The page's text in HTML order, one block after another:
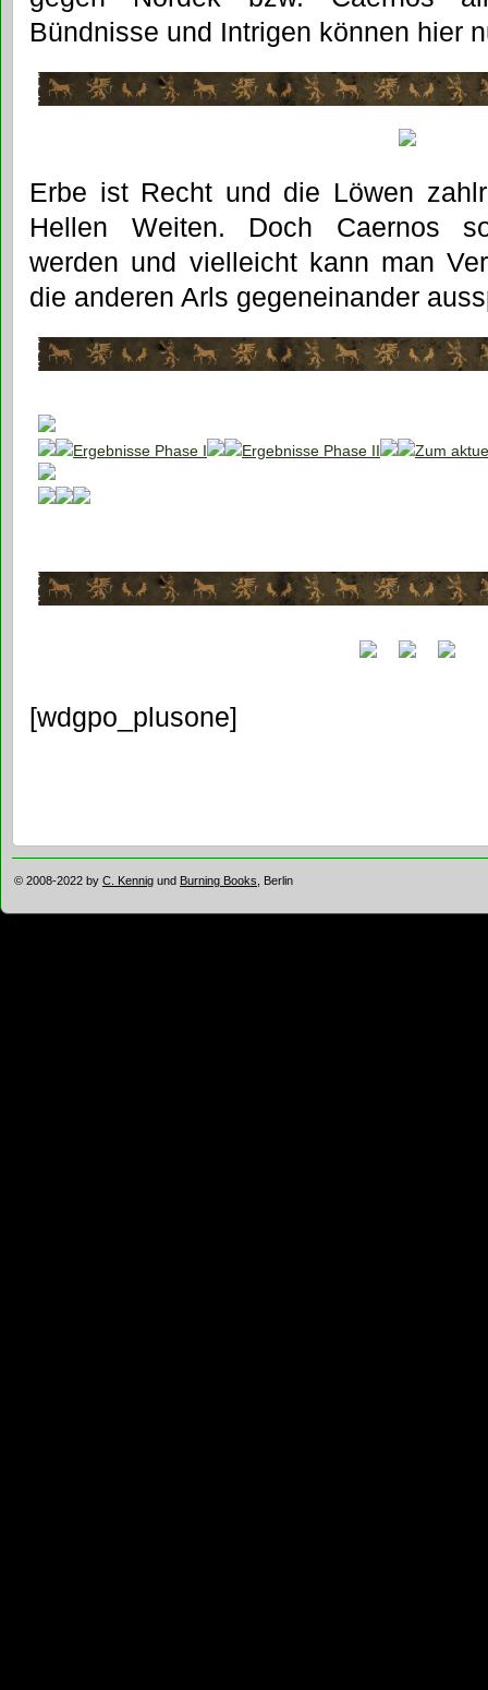
Bündnisse und Intrigen können hier
Erbe ist Recht und die Löwen
Hellen Weiten. Doch Caernos
werden und vielleicht kann man
die anderen Arls gegeneinander
[wdgpo_plusone]
© 2008-2022 by C. Kennig und Burning Books , Berlin